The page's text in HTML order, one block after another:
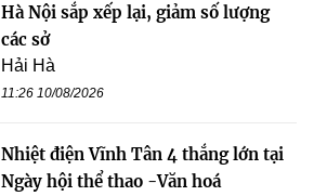
Hà Nội sắp xếp lại, giảm số lượng
các sở
Hải Hà
11:26 10/08/2026
Nhiệt điện Vĩnh Tân 4 thắng lớn tại
Ngày hội thể thao -Văn hoá